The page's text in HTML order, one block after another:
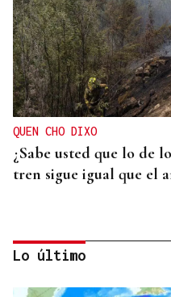
QUEN CHO DIXO
¿Sabe usted que lo de
tren sigue igual que el
Lo último